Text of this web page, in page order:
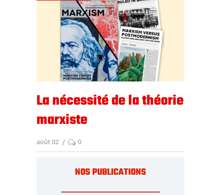
La nécessité de la théorie
marxiste
août 02 0
NOS PUBLICATIONS